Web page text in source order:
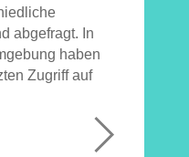
abgefragt. In
haben
Zugriff auf